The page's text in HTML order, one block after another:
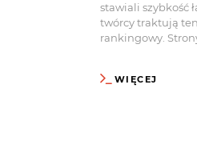
stawiali szybkość
twórcy traktują
rankingowy.
WIĘCEJ